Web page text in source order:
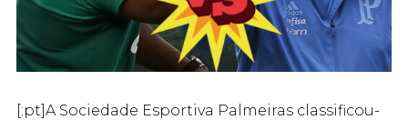
[:pt]A Sociedade Esportiva Palmeiras classificou-